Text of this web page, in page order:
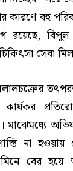
কারণে বহু
রয়েছে,
সেবা
কার্যকর
মাঝেমধ্যে
না হওয়ায়
বের